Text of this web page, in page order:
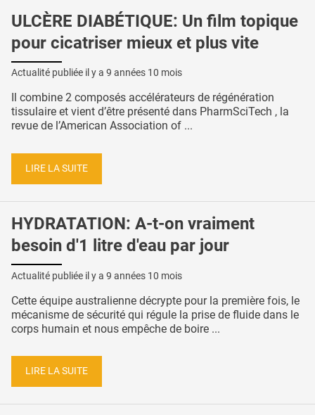
ULCÈRE DIABÉTIQUE: Un film topique
pour cicatriser mieux et plus vite
Actualité publiée il y a 9 années 10 mois
Il combine 2 composés accélérateurs de régénération
tissulaire et vient d’être présenté dans PharmSciTech , la
revue de l’American Association of ...
LIRE LA SUITE
HYDRATATION: A-t-on vraiment
besoin d'1 litre d'eau par jour
Actualité publiée il y a 9 années 10 mois
Cette équipe australienne décrypte pour la première fois, le
mécanisme de sécurité qui régule la prise de fluide dans le
corps humain et nous empêche de boire ...
LIRE LA SUITE